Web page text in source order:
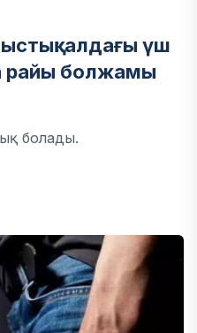
ыстық: алдағы үш
райы болжамы
болады.